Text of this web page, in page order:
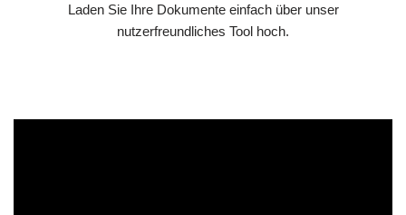
Laden Sie Ihre Dokumente einfach über unser
nutzerfreundliches Tool hoch.